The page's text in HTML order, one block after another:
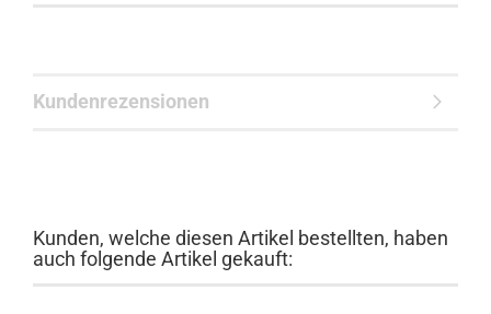
Kundenrezensionen
Kunden, welche diesen Artikel bestellten, haben
auch folgende Artikel gekauft: